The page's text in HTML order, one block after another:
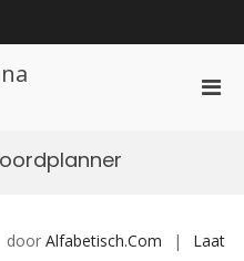
door Alfabetisch.Com
Laat